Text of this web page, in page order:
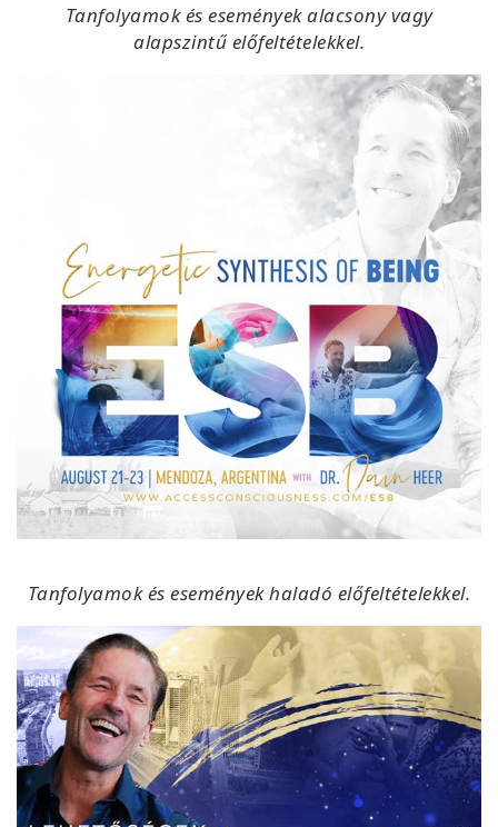
Tanfolyamok és események alacsony vagy
alapszintű előfeltételekkel.
Tanfolyamok és események haladó előfeltételekkel.